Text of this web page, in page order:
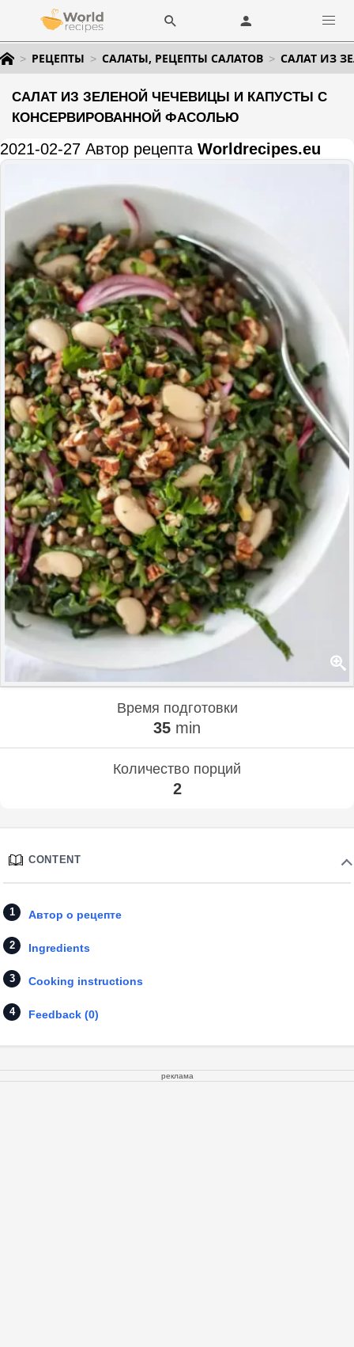
РЕЦЕПТЫ САЛАТЫ, РЕЦЕПТЫ САЛАТОВ САЛАТ ИЗ
САЛАТ ИЗ ЗЕЛЕНОЙ ЧЕЧЕВИЦЫ И КАПУСТЫ С
КОНСЕРВИРОВАННОЙ ФАСОЛЬЮ
2021-02-27 Автор рецепта Worldrecipes.eu
Время подготовки
35 min
Количество порций
2
CONTENT
Автор о рецепте
Ingredients
Cooking instructions
Feedback (0)
реклама